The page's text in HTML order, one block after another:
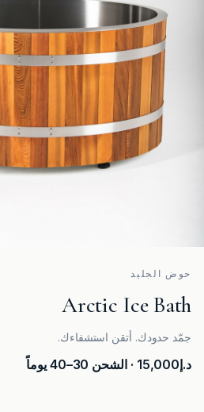
حوض الجليد
Arctic Ice Bath
جمّد حدودك. أتقن استشفاءك.
د.إ15,000 · الشحن 30–40 يوماً